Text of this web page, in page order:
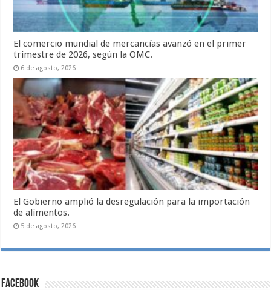
El comercio mundial de mercancías avanzó en el primer
trimestre de 2026, según la OMC.
6 de agosto, 2026
El Gobierno amplió la desregulación para la importación
de alimentos.
5 de agosto, 2026
Facebook